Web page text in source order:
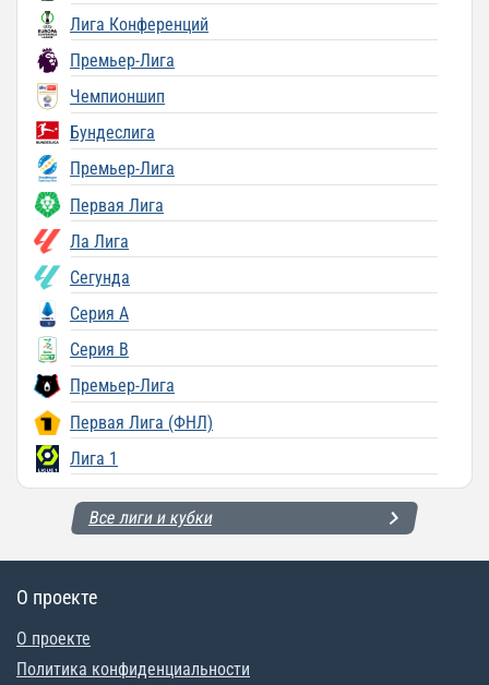
Лига Конференций
Премьер-Лига
Чемпионшип
Бундеслига
Премьер-Лига
Первая Лига
Ла Лига
Сегунда
Серия A
Серия B
Премьер-Лига
Первая Лига (ФНЛ)
Лига 1
Все лиги и кубки
О проекте
О проекте
Политика конфиденциальности